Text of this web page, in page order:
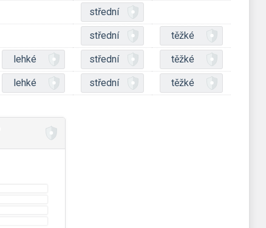
střední
střední těžké
lehké střední těžké
lehké střední těžké